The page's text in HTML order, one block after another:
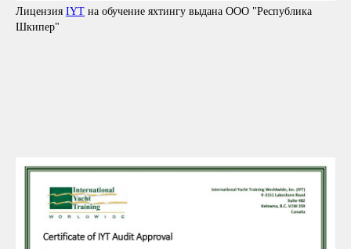
Лицензия IYT на обучение яхтингу выдана ООО "Республика
Шкипер"